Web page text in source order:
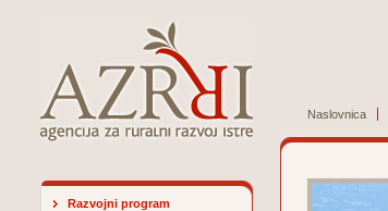
Naslovnica
Razvojni program